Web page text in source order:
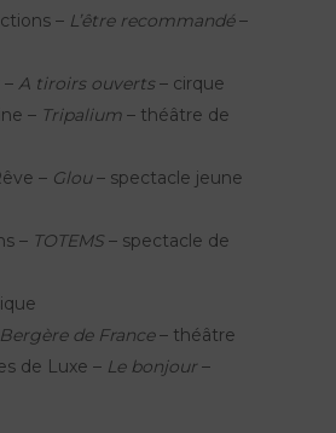
– L’être recommandé–
A tiroirs ouverts– cirque
– Tripalium – théâtre de
– Glou– spectacle jeune
– TOTEMS – spectacle de
Bergère de France– théâtre
de Luxe – Le bonjour –